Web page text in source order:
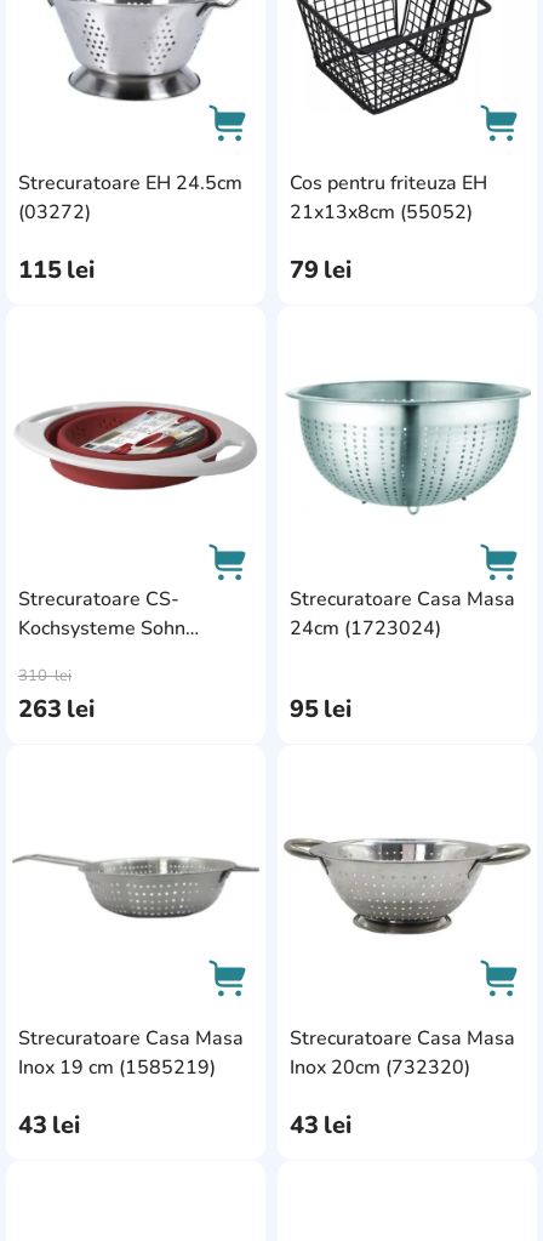
Strecuratoare EH 24.5cm
(03272)
115lei
AddCardToCart
Cos pentru friteuza EH
21x13x8cm (55052)
79 lei
Strecuratoare CS-
Kochsysteme Sohn
263 lei
310lei
AddCardToCart
Strecuratoare Casa Masa
24cm (1723024)
95lei
Strecuratoare Casa Masa
Inox 19 cm (1585219)
43 lei
AddCardToCart
Strecuratoare Casa Masa
Inox 20cm (732320)
43 lei